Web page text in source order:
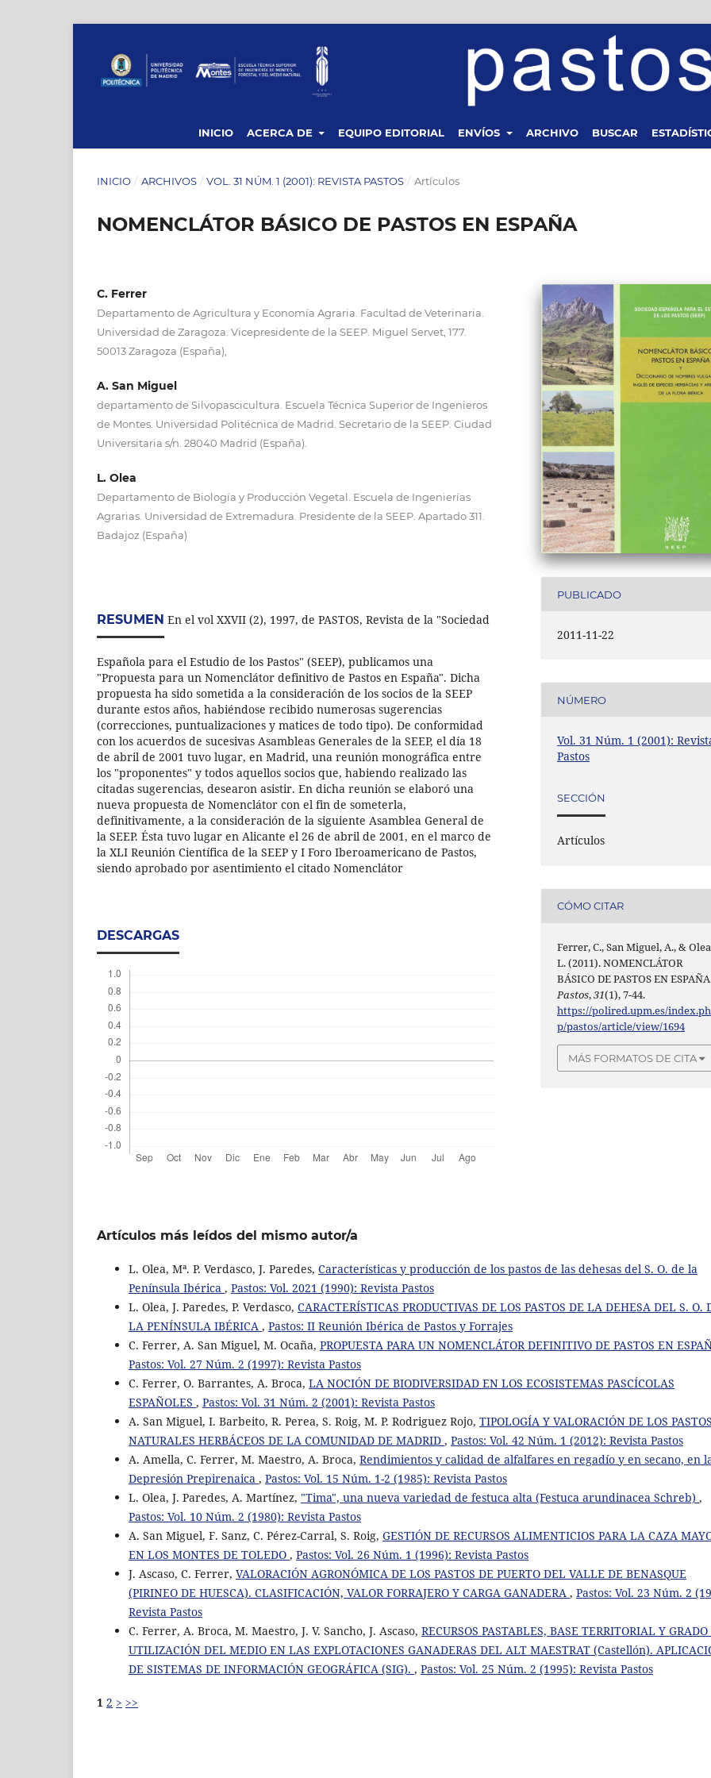
INICIO ACERCA DE EQUIPO EDITORIAL ENVÍOS ARCHIVO BUSCAR
INICIO / ARCHIVOS / VOL. 31 NÚM. 1 (2001): REVISTA PASTOS / Artículos
NOMENCLÁTOR BÁSICO DE PASTOS EN ESPAÑA
C. Ferrer
Departamento de Agricultura y Economía Agraria. Facultad de Veterinaria.
Universidad de Zaragoza. Vicepresidente de la SEEP. Miguel Servet, 177.
50013 Zaragoza (España),
A. San Miguel
departamento de Silvopascicultura. Escuela Técnica Superior de Ingenieros
de Montes. Universidad Politécnica de Madrid. Secretario de la SEEP. Ciudad
Universitaria s/n. 28040 Madrid (España).
L. Olea
Departamento de Biología y Producción Vegetal. Escuela de Ingenierías
Agrarias. Universidad de Extremadura. Presidente de la SEEP. Apartado 311.
Badajoz (España)
RESUMEN En el vol XXVII (2), 1997, de PASTOS, Revista de la "Sociedad
Española para el Estudio de los Pastos" (SEEP), publicamos una
"Propuesta para un Nomenclátor definitivo de Pastos en España". Dicha
propuesta ha sido sometida a la consideración de los socios de la SEEP
durante estos años, habiéndose recibido numerosas sugerencias
(correcciones, puntualizaciones y matices de todo tipo). De conformidad
con los acuerdos de sucesivas Asambleas Generales de la SEEP, el día 18
de abril de 2001 tuvo lugar, en Madrid, una reunión monográfica entre
los "proponentes" y todos aquellos socios que, habiendo realizado las
citadas sugerencias, desearon asistir. En dicha reunión se elaboró una
nueva propuesta de Nomenclátor con el fin de someterla,
definitivamente, a la consideración de la siguiente Asamblea General de
la SEEP. Ésta tuvo lugar en Alicante el 26 de abril de 2001, en el marco de
la XLI Reunión Científica de la SEEP y I Foro Iberoamericano de Pastos,
siendo aprobado por asentimiento el citado Nomenclátor
DESCARGAS
PUBLICADO
2011-11-22
NÚMERO
Vol. 31 Núm. 1 (2001):
Pastos
SECCIÓN
Artículos
CÓMO CITAR
Ferrer, C., San Miguel, A., &
L. (2011). NOMENCLÁTOR
BÁSICO DE PASTOS EN
Pastos,31(1), 7-44.
https://polired.upm.es/index.ph
p/pastos/article/view/1694
MÁS FORMATOS DE CITA
Artículos más leídos del mismo autor/a
L. Olea, Mª. P. Verdasco, J. Paredes, Características y producción de los pastos de las dehesas del S. O. de la
Península Ibérica , Pastos: Vol. 2021 (1990): Revista Pastos
L. Olea, J. Paredes, P. Verdasco, CARACTERÍSTICAS PRODUCTIVAS DE LOS PASTOS DE LA DEHESA DEL S. O.
LA PENÍNSULA IBÉRICA , Pastos: II Reunión Ibérica de Pastos y Forrajes
C. Ferrer, A. San Miguel, M. Ocaña, PROPUESTA PARA UN NOMENCLÁTOR DEFINITIVO DE PASTOS EN
Pastos: Vol. 27 Núm. 2 (1997): Revista Pastos
C. Ferrer, O. Barrantes, A. Broca, LA NOCIÓN DE BIODIVERSIDAD EN LOS ECOSISTEMAS PASCÍCOLAS
ESPAÑOLES , Pastos: Vol. 31 Núm. 2 (2001): Revista Pastos
A. San Miguel, I. Barbeito, R. Perea, S. Roig, M. P. Rodriguez Rojo, TIPOLOGÍA Y VALORACIÓN DE LOS PASTOS
NATURALES HERBÁCEOS DE LA COMUNIDAD DE MADRID , Pastos: Vol. 42 Núm. 1 (2012): Revista Pastos
A. Amella, C. Ferrer, M. Maestro, A. Broca, Rendimientos y calidad de alfalfares en regadío y en secano, en
Depresión Prepirenaica , Pastos: Vol. 15 Núm. 1-2 (1985): Revista Pastos
L. Olea, J. Paredes, A. Martínez, "Tima", una nueva variedad de festuca alta (Festuca arundinacea Schreb) ,
Pastos: Vol. 10 Núm. 2 (1980): Revista Pastos
A. San Miguel, F. Sanz, C. Pérez-Carral, S. Roig, GESTIÓN DE RECURSOS ALIMENTICIOS PARA LA CAZA
EN LOS MONTES DE TOLEDO , Pastos: Vol. 26 Núm. 1 (1996): Revista Pastos
J. Ascaso, C. Ferrer, VALORACIÓN AGRONÓMICA DE LOS PASTOS DE PUERTO DEL VALLE DE BENASQUE
(PIRINEO DE HUESCA). CLASIFICACIÓN, VALOR FORRAJERO Y CARGA GANADERA , Pastos: Vol. 23 Núm. 2
Revista Pastos
C. Ferrer, A. Broca, M. Maestro, J. V. Sancho, J. Ascaso, RECURSOS PASTABLES, BASE TERRITORIAL Y GRADO
UTILIZACIÓN DEL MEDIO EN LAS EXPLOTACIONES GANADERAS DEL ALT MAESTRAT (Castellón).
DE SISTEMAS DE INFORMACIÓN GEOGRÁFICA (SIG). , Pastos: Vol. 25 Núm. 2 (1995): Revista Pastos
1 2 > >>